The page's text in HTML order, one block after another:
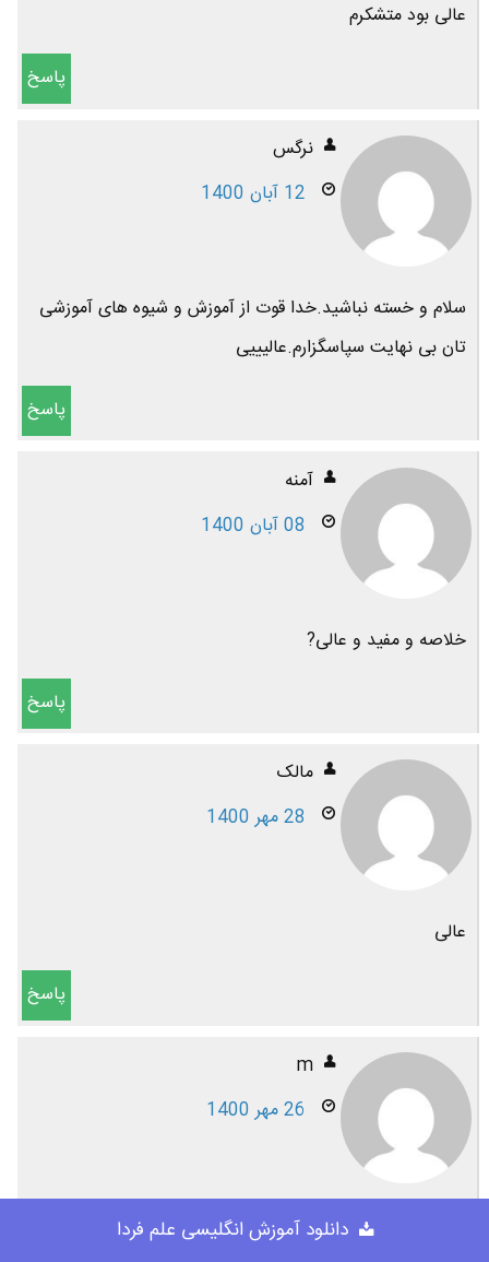
عالی بود متشکرم
پاسخ
نرگس
12 آبان 1400
سلام و خسته نباشید.خدا قوت از آموزش و شیوه های آموزشی
تان بی نهایت سپاسگزارم.عالیییی
پاسخ
آمنه
08 آبان 1400
خلاصه و مفید و عالی?
پاسخ
مالک
28 مهر 1400
عالی
پاسخ
m
26 مهر 1400
عالییییییییی بود دانلود آموزش انگلیسی علم فردا